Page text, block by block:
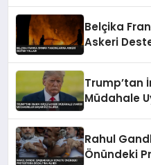
Belçika
Askeri
Trump’tan
Müdahale
Rahul
Önündeki